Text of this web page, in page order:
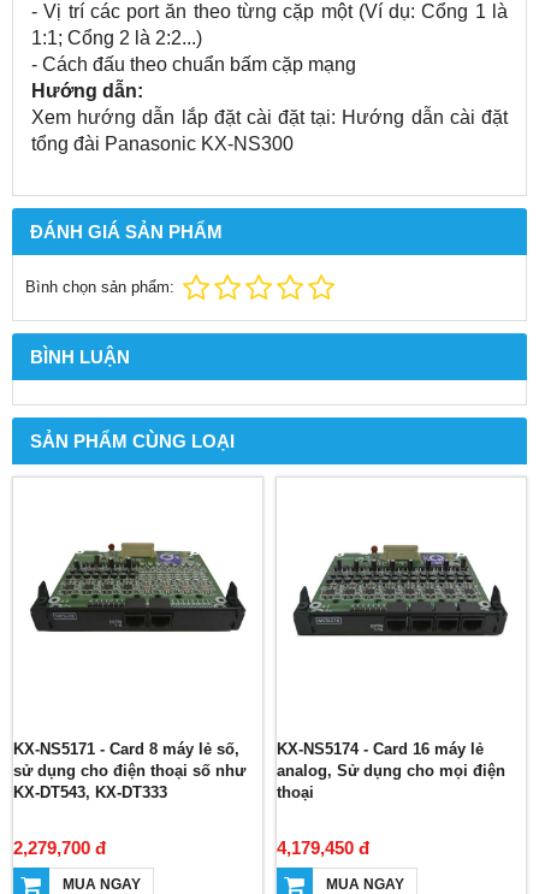
- Vị trí các port ăn theo từng cặp một (Ví dụ: Cổng 1 là
1:1; Cổng 2 là 2:2...)
- Cách đấu theo chuẩn bấm cặp mạng
Hướng dẫn:
Xem hướng dẫn lắp đặt cài đặt tại: Hướng dẫn cài đặt
tổng đài Panasonic KX-NS300
ĐÁNH GIÁ SẢN PHẨM
Bình chọn sản phẩm:
BÌNH LUẬN
SẢN PHẨM CÙNG LOẠI
KX-NS5171 - Card 8 máy lẻ số,
sử dụng cho điện thoại số như
KX-DT543, KX-DT333
2,279,700 đ
MUA NGAY
KX-NS5174 - Card 16 máy lẻ
analog, Sử dụng cho mọi điện
thoại
4,179,450 đ
MUA NGAY